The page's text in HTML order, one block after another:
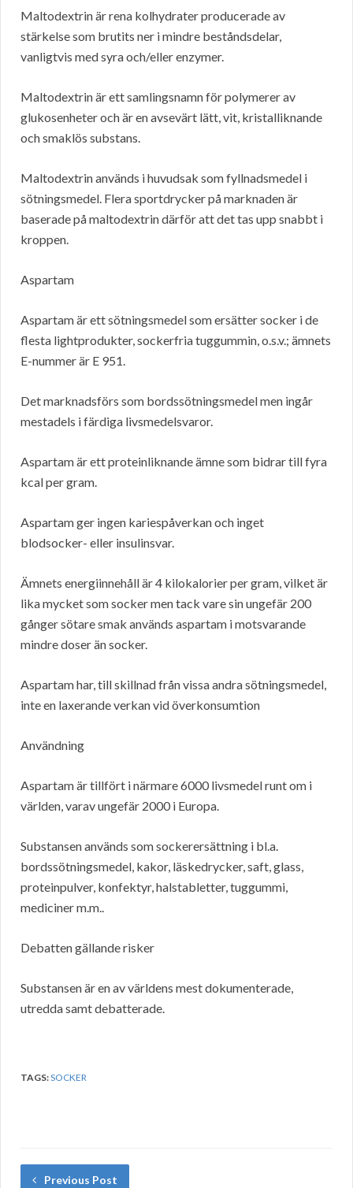
Maltodextrin är rena kolhydrater producerade av
stärkelse som brutits ner i mindre beståndsdelar,
vanligtvis med syra och/eller enzymer.
Maltodextrin är ett samlingsnamn för polymerer av
glukosenheter och är en avsevärt lätt, vit, kristalliknande
och smaklös substans.
Maltodextrin används i huvudsak som fyllnadsmedel i
sötningsmedel. Flera sportdrycker på marknaden är
baserade på maltodextrin därför att det tas upp snabbt i
kroppen.
Aspartam
Aspartam är ett sötningsmedel som ersätter socker i de
flesta lightprodukter, sockerfria tuggummin, o.s.v.; ämnets
E-nummer är E 951.
Det marknadsförs som bordssötningsmedel men ingår
mestadels i färdiga livsmedelsvaror.
Aspartam är ett proteinliknande ämne som bidrar till fyra
kcal per gram.
Aspartam ger ingen kariespåverkan och inget
blodsocker- eller insulinsvar.
Ämnets energiinnehåll är 4 kilokalorier per gram, vilket är
lika mycket som socker men tack vare sin ungefär 200
gånger sötare smak används aspartam i motsvarande
mindre doser än socker.
Aspartam har, till skillnad från vissa andra sötningsmedel,
inte en laxerande verkan vid överkonsumtion
Användning
Aspartam är tillfört i närmare 6000 livsmedel runt om i
världen, varav ungefär 2000 i Europa.
Substansen används som sockerersättning i bl.a.
bordssötningsmedel, kakor, läskedrycker, saft, glass,
proteinpulver, konfektyr, halstabletter, tuggummi,
mediciner m.m..
Debatten gällande risker
Substansen är en av världens mest dokumenterade,
utredda samt debatterade.
TAGS:SOCKER
Previous Post